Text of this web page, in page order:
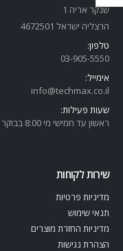
שנקר אריה 1
הרצליה ישראל 4672501
טלפון:
03-905-5550
אימייל:
info@techmax.co.il
שעות פעילות:
ראשון עד חמישי מי 8:00 בבוקר עד 14:30
שירות לקוחות
מדיניות פרטיות
תנאי שימוש
מדיניות החזרת מוצרים
הצהרת נגישות